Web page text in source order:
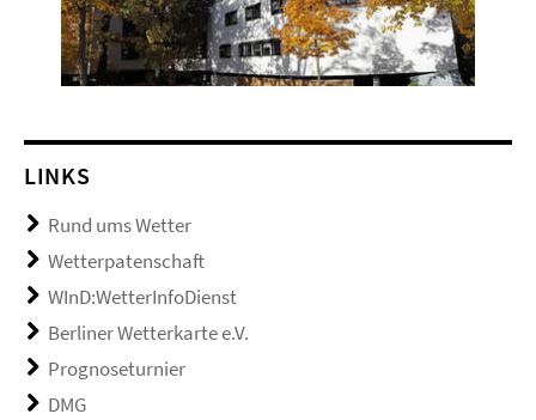
LINKS
Rund ums Wetter
Wetterpatenschaft
WInD:WetterInfoDienst
Berliner Wetterkarte e.V.
Prognoseturnier
DMG